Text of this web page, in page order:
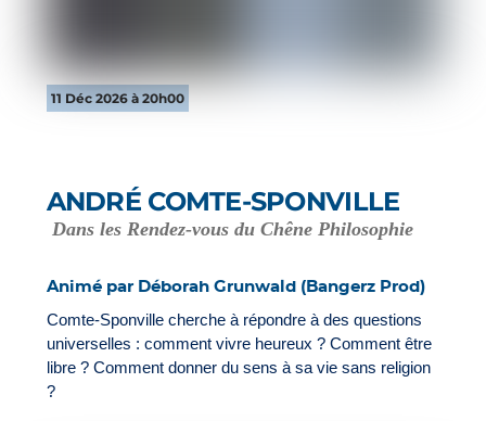
11 Déc 2026 à 20h00
ANDRÉ COMTE-SPONVILLE
Dans les Rendez-vous du Chêne Philosophie
Animé par Déborah Grunwald (Bangerz Prod)
Comte-Sponville cherche à répondre à des questions
universelles : comment vivre heureux ? Comment être
libre ? Comment donner du sens à sa vie sans religion
?